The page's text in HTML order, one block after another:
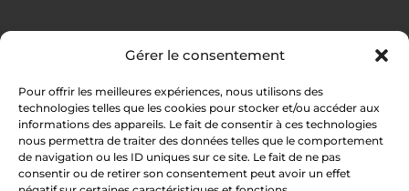
Gérer le consentement
Pour offrir les meilleures expériences, nous utilisons des
technologies telles que les cookies pour stocker et/ou accéder aux
informations des appareils. Le fait de consentir à ces technologies
nous permettra de traiter des données telles que le comportement
de navigation ou les ID uniques sur ce site. Le fait de ne pas
consentir ou de retirer son consentement peut avoir un effet
Football
Rugby
Athlétisme
Autres sports